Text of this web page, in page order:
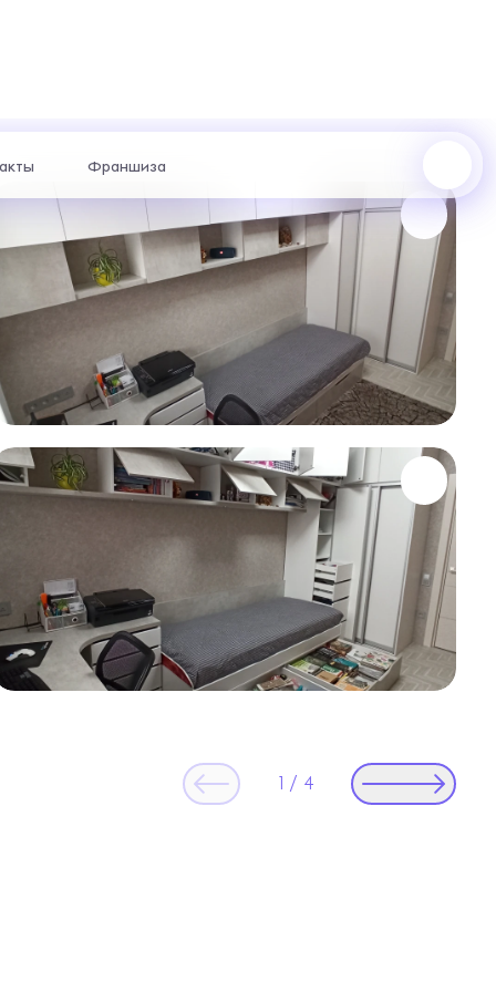
пр. Ленина, 62 : +7 (922) 202-28-40
ул. Космонавтов, 13а : +7 (969) 999-24-14
1 / 4
с